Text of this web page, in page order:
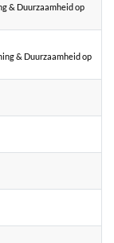
& Duurzaamheid op
& Duurzaamheid op